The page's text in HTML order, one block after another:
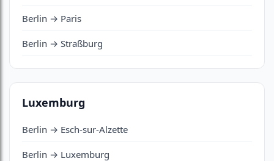
Berlin → Paris
Berlin → Straßburg
Luxemburg
Berlin → Esch-sur-Alzette
Berlin → Luxemburg